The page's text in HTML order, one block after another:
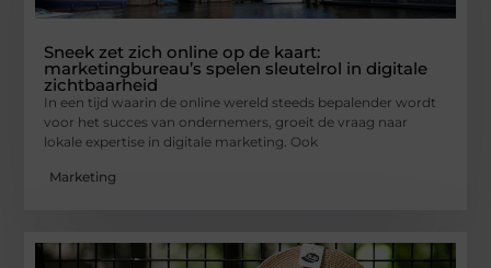
Sneek zet zich online op de kaart:
marketingbureau’s spelen sleutelrol in digitale
zichtbaarheid
In een tijd waarin de online wereld steeds bepalender wordt
voor het succes van ondernemers, groeit de vraag naar
lokale expertise in digitale marketing. Ook
Marketing